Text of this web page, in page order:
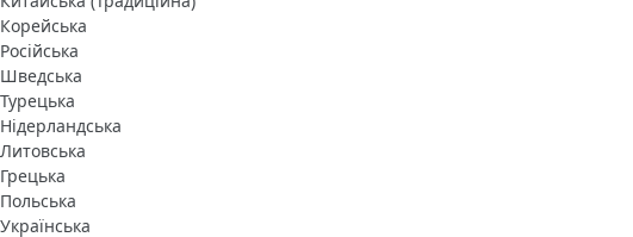
Корейська
Російська
Шведська
Турецька
Нідерландська
Литовська
Грецька
Польська
Українська